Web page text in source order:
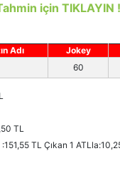
için TIKLAYIN
Adı Jokey
60
TL
TL Çıkan 1